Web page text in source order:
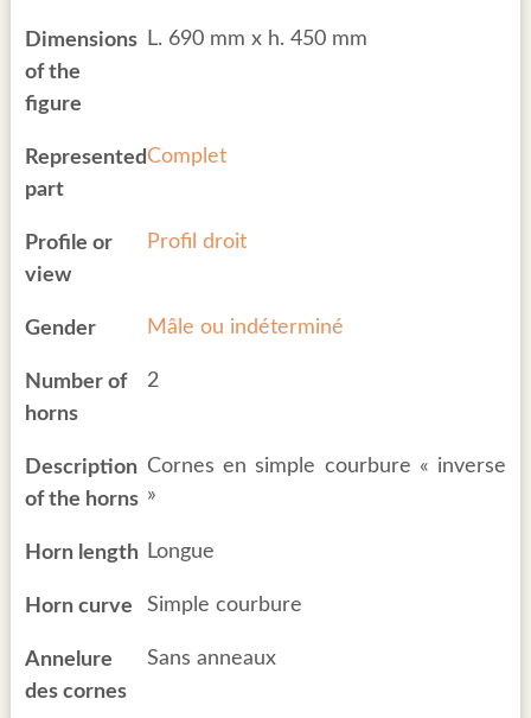
Dimensions
of the
figure
L. 690 mm x h. 450 mm
Represented
part
Complet
Profile or
view
Profil droit
Gender Mâle ou indéterminé
Number of
horns
2
Description
of the horns
Cornes en simple courbure « inverse
»
Horn length Longue
Horn curve Simple courbure
Annelure
des cornes
Sans anneaux